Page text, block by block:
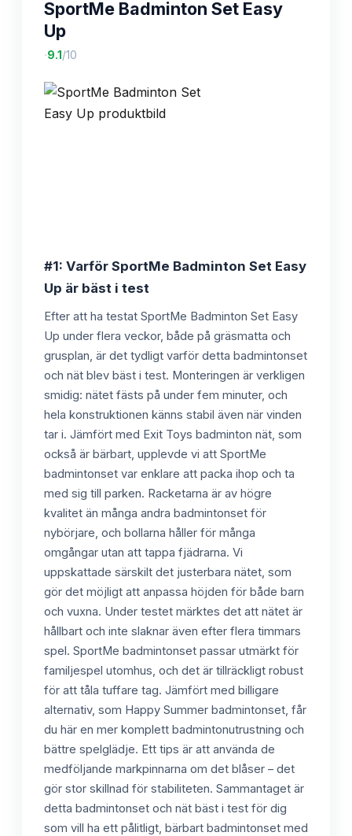
SportMe Badminton Set Easy
Up
·9.1 /10
#1: Varför SportMe Badminton Set Easy
Up är bäst i test
Efter att ha testat SportMe Badminton Set Easy
Up under flera veckor, både på gräsmatta och
grusplan, är det tydligt varför detta badmintonset
och nät blev bäst i test. Monteringen är verkligen
smidig: nätet fästs på under fem minuter, och
hela konstruktionen känns stabil även när vinden
tar i. Jämfört med Exit Toys badminton nät, som
också är bärbart, upplevde vi att SportMe
badmintonset var enklare att packa ihop och ta
med sig till parken. Racketarna är av högre
kvalitet än många andra badmintonset för
nybörjare, och bollarna håller för många
omgångar utan att tappa fjädrarna. Vi
uppskattade särskilt det justerbara nätet, som
gör det möjligt att anpassa höjden för både barn
och vuxna. Under testet märktes det att nätet är
hållbart och inte slaknar även efter flera timmars
spel. SportMe badmintonset passar utmärkt för
familjespel utomhus, och det är tillräckligt robust
för att tåla tuffare tag. Jämfört med billigare
alternativ, som Happy Summer badmintonset, får
du här en mer komplett badmintonutrustning och
bättre spelglädje. Ett tips är att använda de
medföljande markpinnarna om det blåser – det
gör stor skillnad för stabiliteten. Sammantaget är
detta badmintonset och nät bäst i test för dig
som vill ha ett pålitligt, bärbart badmintonset med